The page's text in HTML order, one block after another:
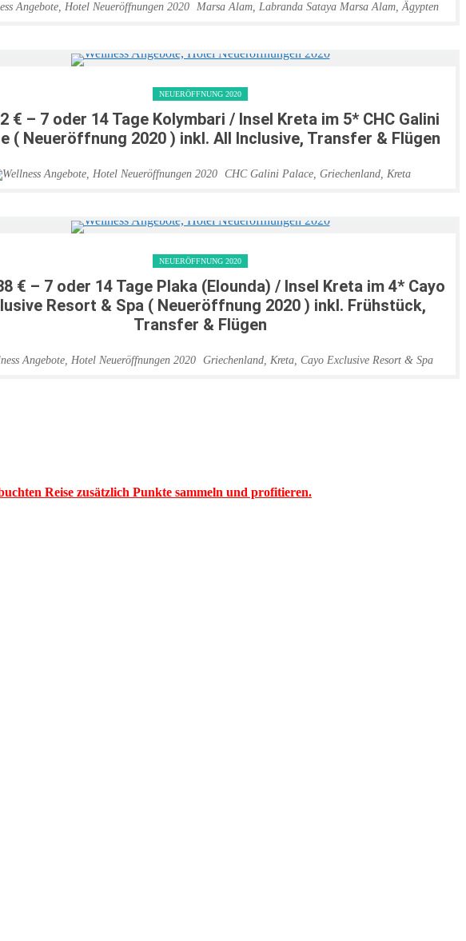
Marsa Alam, Labranda Sataya Marsa Alam,Ägypten
NEUERÖFFNUNG 2020
€ – 7 oder 14 Tage Kolymbari / Insel Kreta im 5* CHC Galini
( Neueröffnung 2020 ) inkl. All Inclusive, Transfer & Flügen
CHC Galini Palace, Griechenland, Kreta
NEUERÖFFNUNG 2020
€ – 7 oder 14 Tage Plaka (Elounda) / Insel Kreta im 4* Cayo
Resort & Spa ( Neueröffnung 2020 ) inkl. Frühstück,
Transfer & Flügen
Griechenland, Kreta, Cayo Exclusive Resort & Spa
Reise zusätzlich Punkte sammeln und profitieren.